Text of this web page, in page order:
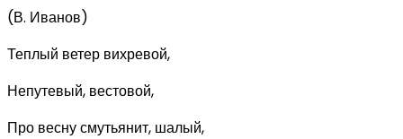
(В. Иванов)
Теплый ветер вихревой,
Непутевый, вестовой,
Про весну смутьянит, шалый,